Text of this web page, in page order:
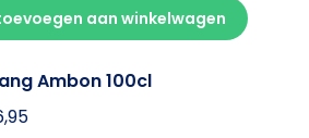
aan winkelwagen
Ambon 100cl